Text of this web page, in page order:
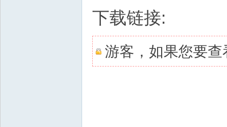
下载链接:
游客，如果您要